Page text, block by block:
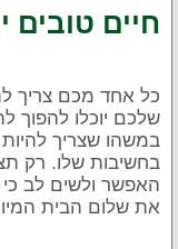
חיים טובים
כל אחד מכם צריך
שלכם יוכלו להפוך
במשהו שצריך
בחשיבות שלו. רק
האפשר ולשים לב
את שלום הבית